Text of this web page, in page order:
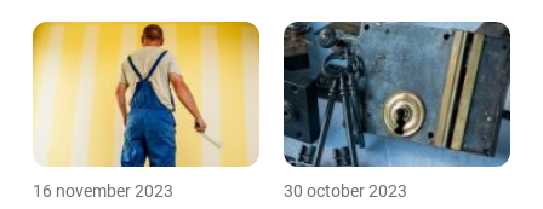
16 november 2023 30 october 2023